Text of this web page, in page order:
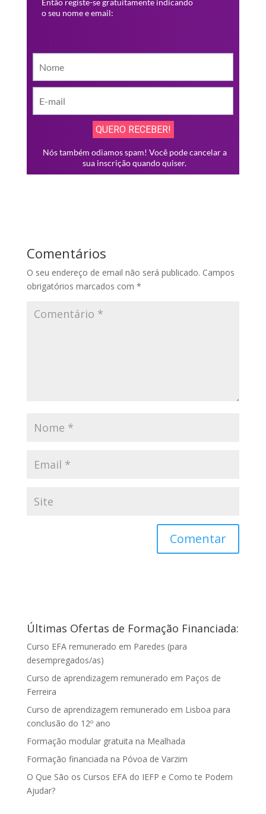
Comentários
O seu endereço de email não será publicado. Campos
obrigatórios marcados com *
Últimas Ofertas de Formação Financiada:
Curso EFA remunerado em Paredes (para
desempregados/as)
Curso de aprendizagem remunerado em Paços de
Ferreira
Curso de aprendizagem remunerado em Lisboa para
conclusão do 12º ano
Formação modular gratuita na Mealhada
Formação financiada na Póvoa de Varzim
O Que São os Cursos EFA do IEFP e Como te Podem
Ajudar?